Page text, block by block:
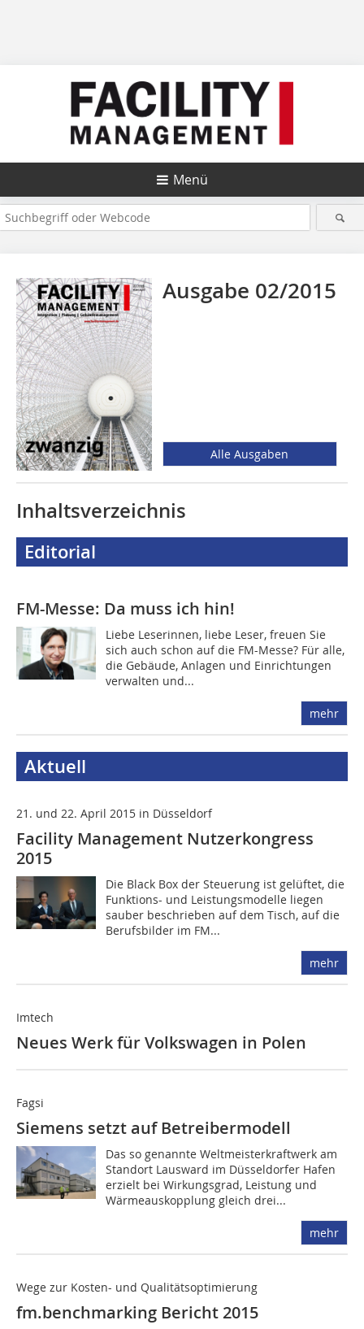
Menü
Ausgabe 02/2015
Alle Ausgaben
Inhaltsverzeichnis
Editorial
FM-Messe: Da muss ich hin!
Liebe Leserinnen, liebe Leser, freuen Sie
sich auch schon auf die FM-Messe? Für alle,
die Gebäude, Anlagen und Einrichtungen
verwalten und...
mehr
Aktuell
21. und 22. April 2015 in Düsseldorf
Facility Management Nutzerkongress
2015
Die Black Box der Steuerung ist gelüftet, die
Funktions- und Leistungsmodelle liegen
sauber beschrieben auf dem Tisch, auf die
Berufsbilder im FM...
mehr
Imtech
Neues Werk für Volkswagen in Polen
Fagsi
Siemens setzt auf Betreibermodell
Das so genannte Weltmeisterkraftwerk am
Standort Lausward im Düsseldorfer Hafen
erzielt bei Wirkungsgrad, Leistung und
Wärmeauskopplung gleich drei...
mehr
Wege zur Kosten- und Qualitätsoptimierung
fm.benchmarking Bericht 2015